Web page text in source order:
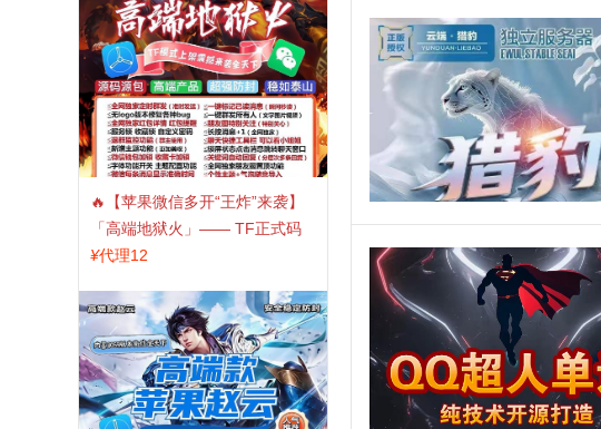
🔥【苹果微信多开“王炸”来袭】
「高端地狱火」—— TF正式码
+斗战神8073包，7天退换，安全
¥代理12